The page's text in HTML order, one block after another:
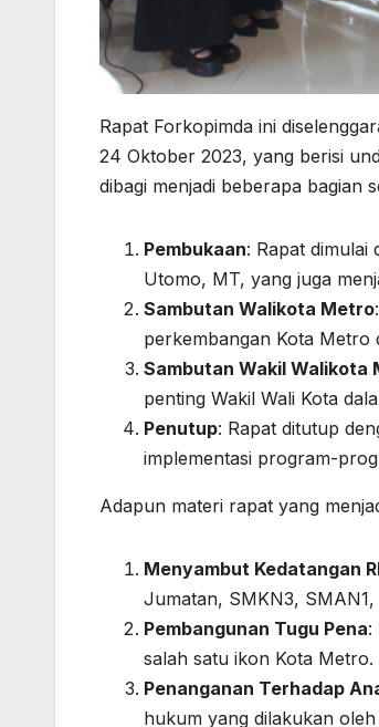
Rapat Forkopimda ini
24 Oktober 2023, yang berisi
dibagi menjadi beberapa bagian
Pembukaan: Rapat
Utomo, MT, yang juga
Sambutan Walikota Metro
perkembangan Kota Metro
Sambutan Wakil Walikota
penting Wakil Wali Kota
Penutup: Rapat ditutup
implementasi program-
Adapun materi rapat yang
Menyambut Kedatangan
Jumatan, SMKN3,
Pembangunan Tugu Pena:
salah satu ikon Kota Metro.
Penanganan Terhadap
hukum yang dilakukan